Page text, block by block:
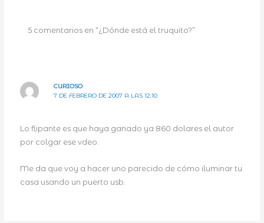
5 comentarios en “¿Dónde está el truquito?”
CURIOSO
7 DE FEBRERO DE 2007 A LAS 12:10
Lo flipante es que haya ganado ya 860 dolares el autor
por colgar ese vdeo.
Me da que voy a hacer uno parecido de cómo iluminar tu
casa usando un puerto usb.